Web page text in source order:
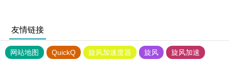
友情链接
网站地图 QuickQ 旋风加速度器 旋风
旋风加速